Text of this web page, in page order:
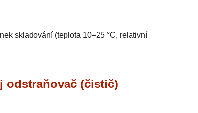
skladování (teplota 10–25 °C, relativní
odstraňovač (čistič)